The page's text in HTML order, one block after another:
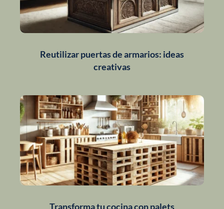
Reutilizar puertas de armarios: ideas
creativas
Transforma tu cocina con palets